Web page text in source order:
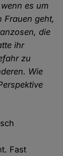
es um
Frauen geht,
die
ihr
zu
Wie
Fast